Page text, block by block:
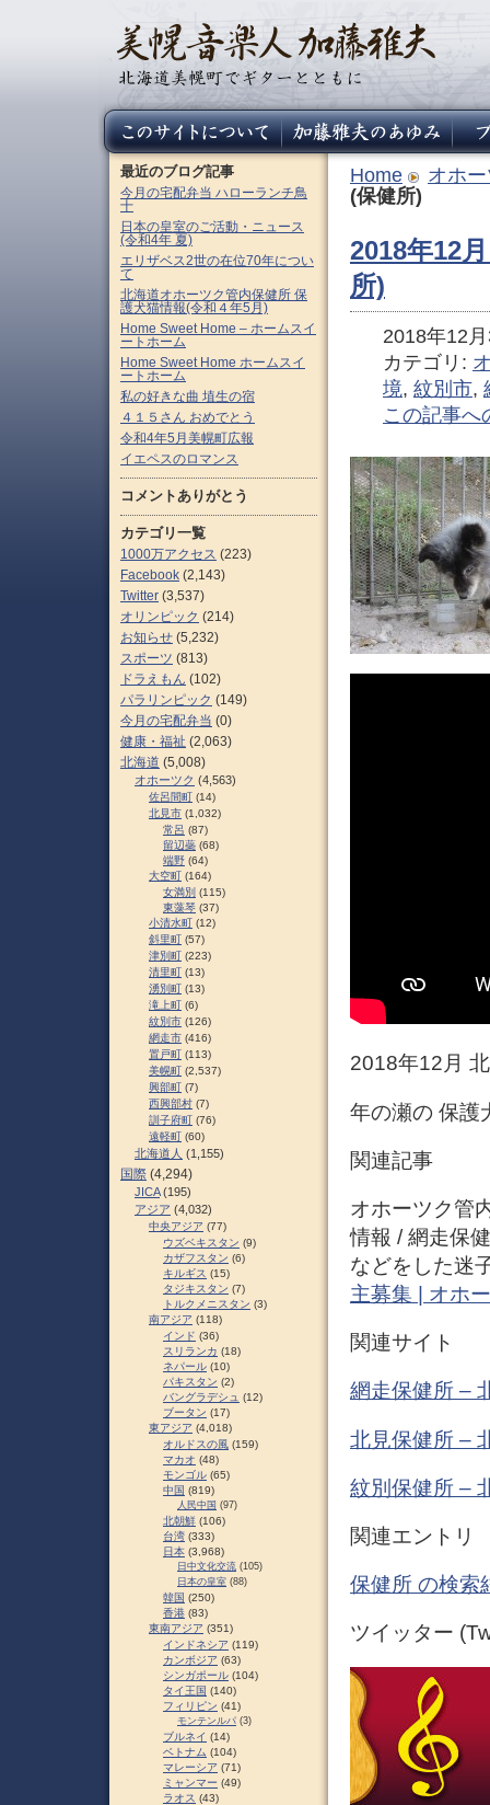
Home
オホ
(保健所)
2018年12
所)
2018年12
カテゴリ:
境, 紋別市,
この記事へ
2018年12月
年の瀬の 保護
関連記事
オホーツク管
情報 / 網走保
などをした迷
主募集 | オホ
関連サイト
網走保健所 –
北見保健所 –
紋別保健所 –
関連エントリ
保健所 の検索
ツイッター
最近のブログ記事
今月の宅配弁当 ハローランチ鳥
十
日本の皇室のご活動・ニュース
(令和4年 夏)
エリザベス2世の在位70年につい
て
北海道オホーツク管内保健所 保
護犬猫情報(令和４年5月)
Home Sweet Home – ホームスイ
ートホーム
Home Sweet Home ホームスイ
ートホーム
私の好きな曲 埴生の宿
４１５さん おめでとう
令和4年5月美幌町広報
イエペスのロマンス
コメントありがとう
カテゴリ一覧
1000万アクセス (223)
Facebook (2,143)
Twitter (3,537)
オリンピック (214)
お知らせ (5,232)
スポーツ (813)
ドラえもん (102)
パラリンピック (149)
今月の宅配弁当 (0)
健康・福祉 (2,063)
北海道 (5,008)
オホーツク (4,563)
佐呂間町 (14)
北見市 (1,032)
常呂 (87)
留辺蘂 (68)
端野 (64)
大空町 (164)
女満別 (115)
東藻琴 (37)
小清水町 (12)
斜里町 (57)
津別町 (223)
清里町 (13)
湧別町 (13)
滝上町 (6)
紋別市 (126)
網走市 (416)
置戸町 (113)
美幌町 (2,537)
興部町 (7)
西興部村 (7)
訓子府町 (76)
遠軽町 (60)
北海道人 (1,155)
国際 (4,294)
JICA(195)
アジア (4,032)
中央アジア (77)
ウズベキスタン (9)
カザフスタン (6)
キルギス (15)
タジキスタン (7)
トルクメニスタン (3)
南アジア (118)
インド (36)
スリランカ (18)
ネパール (10)
パキスタン (2)
バングラデシュ (12)
ブータン (17)
東アジア (4,018)
オルドスの風 (159)
マカオ (48)
モンゴル (65)
中国 (819)
人民中国 (97)
北朝鮮 (106)
台湾 (333)
日本 (3,968)
日中文化交流 (105)
日本の皇室 (88)
韓国 (250)
香港 (83)
東南アジア (351)
インドネシア (119)
カンボジア (63)
シンガポール (104)
タイ王国 (140)
フィリピン (41)
モンテンルパ (3)
ブルネイ (14)
ベトナム (104)
マレーシア (71)
ミャンマー (49)
ラオス (43)